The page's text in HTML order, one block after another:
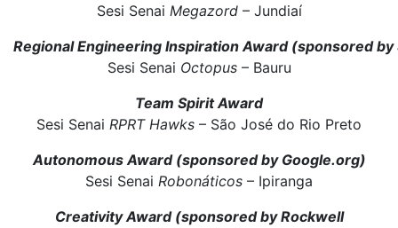
Sesi Senai Megazord– Jundiaí
Regional Engineering Inspiration Award (sponsored by
Sesi Senai Octopus– Bauru
Team Spirit Award
Sesi Senai RPRT Hawks – São José do Rio Preto
Autonomous Award (sponsored by Google.org)
Sesi Senai Robonáticos – Ipiranga
Creativity Award (sponsored by Rockwell